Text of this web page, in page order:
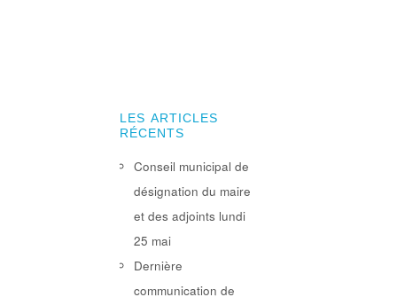
LES ARTICLES
RÉCENTS
Conseil municipal de
désignation du maire
et des adjoints lundi
25 mai
Dernière
communication de